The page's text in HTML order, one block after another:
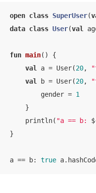
open class SuperUser(
data class User(val
fun main()
{
val
a = User(20,
val
b = User(20,
        gender =
1
    }
    println(
"a == b:
}
a == b: true